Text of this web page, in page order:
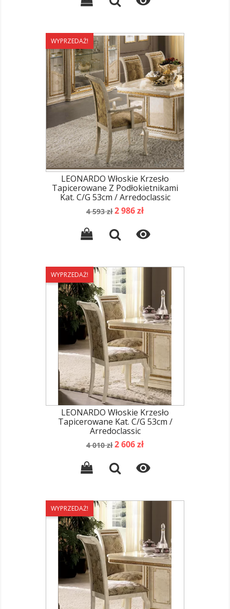
WYPRZEDAŻ!
LEONARDO Włoskie Krzesło
Tapicerowane Z Podłokietnikami
Kat. C/G 53cm / Arredoclassic
Cena
4 593 zł Cena
2 986 zł

WYPRZEDAŻ!
LEONARDO Włoskie Krzesło
Tapicerowane Kat. C/G 53cm /
Arredoclassic
Cena
4 010 zł Cena
2 606 zł

WYPRZEDAŻ!